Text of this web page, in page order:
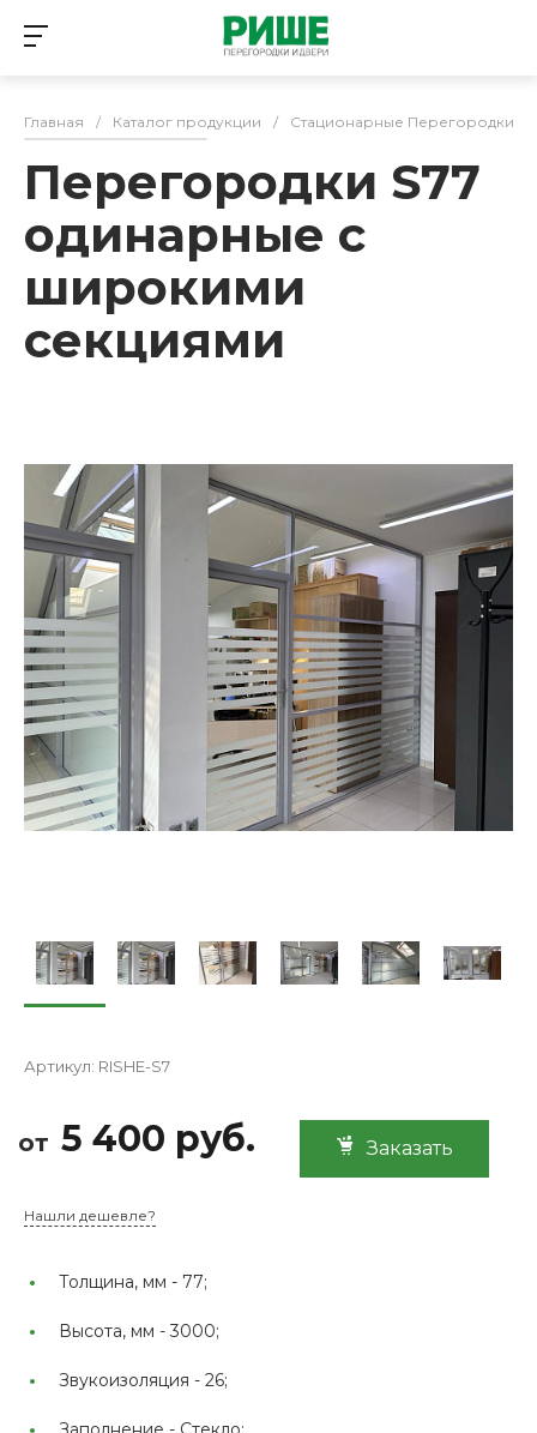
Главная / Каталог продукции / Стационарные Перегородки
Перегородки S77
одинарные с
широкими
секциями
Артикул: RISHE-S7
от 5 400 руб. Заказать
Нашли дешевле?
Толщина, мм - 77;
Высота, мм - 3000;
Звукоизоляция - 26;